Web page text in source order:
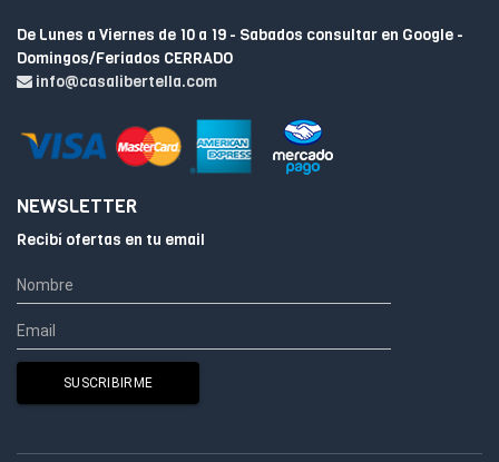
De Lunes a Viernes de 10 a 19 - Sabados consultar en Google -
Domingos/Feriados CERRADO
info@casalibertella.com
NEWSLETTER
Recibí ofertas en tu email